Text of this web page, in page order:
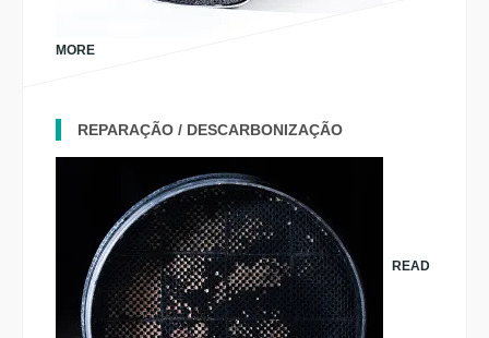
MORE
REPARAÇÃO / DESCARBONIZAÇÃO
READ